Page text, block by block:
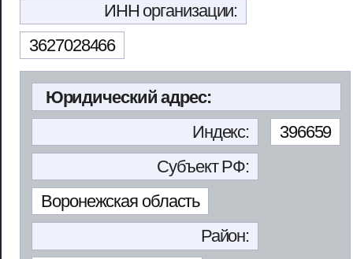
ИНН организации:
3627028466
Юридический адрес:
Индекс:
396659
Субъект РФ:
Воронежская область
Район: